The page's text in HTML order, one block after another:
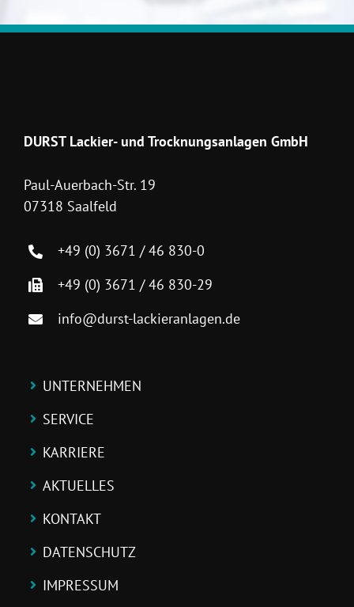
DURST Lackier- und Trocknungsanlagen GmbH
Paul-Auerbach-Str. 19
07318 Saalfeld
+49 (0) 3671 / 46 830-0
+49 (0) 3671 / 46 830-29
info@durst-lackieranlagen.de
UNTERNEHMEN
SERVICE
KARRIERE
AKTUELLES
KONTAKT
DATENSCHUTZ
IMPRESSUM